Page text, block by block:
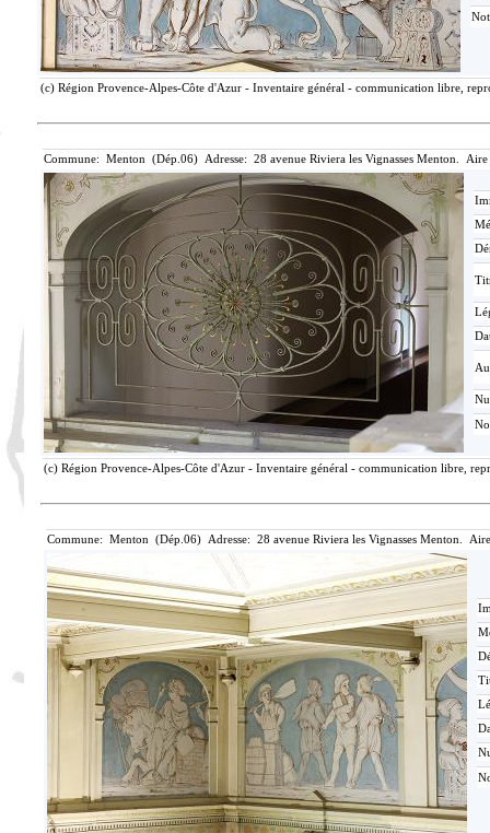
(c) Région Provence-Alpes-Côte d'Azur - Inventaire général - communication libre,
Commune: Menton (Dép.06) Adresse: 28 avenue Riviera les Vignasses Menton.
(c) Région Provence-Alpes-Côte d'Azur - Inventaire général - communication libre,
Commune: Menton (Dép.06) Adresse: 28 avenue Riviera les Vignasses Menton.